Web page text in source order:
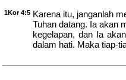
1Kor 4:5 Karena itu, janganlah
Tuhan datang. Ia akan
kegelapan, dan Ia
dalam hati. Maka tiap-